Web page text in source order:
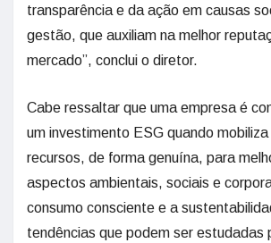
transparência e da ação em causas
gestão, que auxiliam na melhor
mercado”, conclui o diretor.
Cabe ressaltar que uma empresa é
um investimento ESG quando mobiliza
recursos, de forma genuína, para
aspectos ambientais, sociais e
consumo consciente e a
tendências que podem ser estudadas